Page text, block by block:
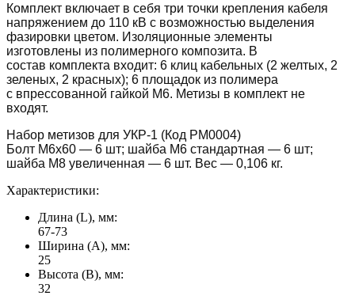
Комплект включает в себя три точки крепления кабеля
напряжением до 110 кВ с возможностью выделения
фазировки цветом. Изоляционные элементы
изготовлены из полимерного композита. В
состав комплекта входит: 6 клиц кабельных (2 желтых, 2
зеленых, 2 красных); 6 площадок из полимера
с впрессованной гайкой М6. Метизы в комплект не
входят.
Набор метизов для УКР-1 (Код РМ0004)
Болт М6х60 — 6 шт; шайба М6 стандартная — 6 шт;
шайба М8 увеличенная — 6 шт. Вес — 0,106 кг.
Характеристики:
Длина (L), мм:
67-73
Ширина (А), мм:
25
Высота (В), мм:
32